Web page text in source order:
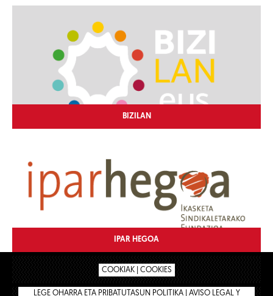
BIZILAN
IPAR HEGOA
COOKIAK | COOKIES
LEGE OHARRA ETA PRIBATUTASUN POLITIKA | AVISO LEGAL Y